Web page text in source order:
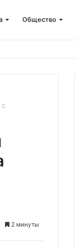
Общество
с
2 минуты